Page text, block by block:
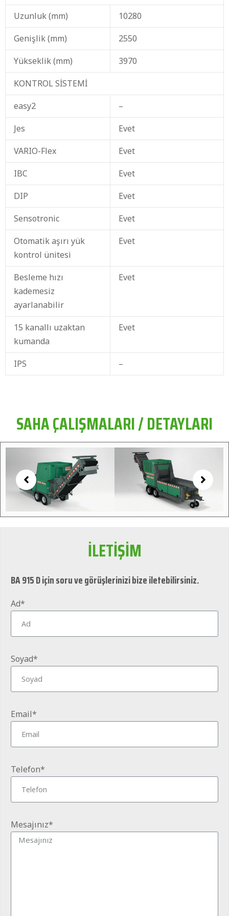
Uzunluk (mm)
10280
Genişlik (mm)
2550
Yükseklik (mm)
3970
KONTROL SİSTEMİ
easy2
–
Jes
Evet
VARIO-Flex
Evet
IBC
Evet
DIP
Evet
Sensotronic
Evet
Otomatik aşırı yük
kontrol ünitesi
Evet
Besleme hızı
kademesiz
ayarlanabilir
Evet
15 kanallı uzaktan
kumanda
Evet
IPS –
SAHA ÇALIŞMALARI / DETAYLARI
İLETİŞİM
BA 915 D için soru ve görüşlerinizi bize iletebilirsiniz.
Ad*
Soyad*
Email*
Telefon*
Mesajınız*